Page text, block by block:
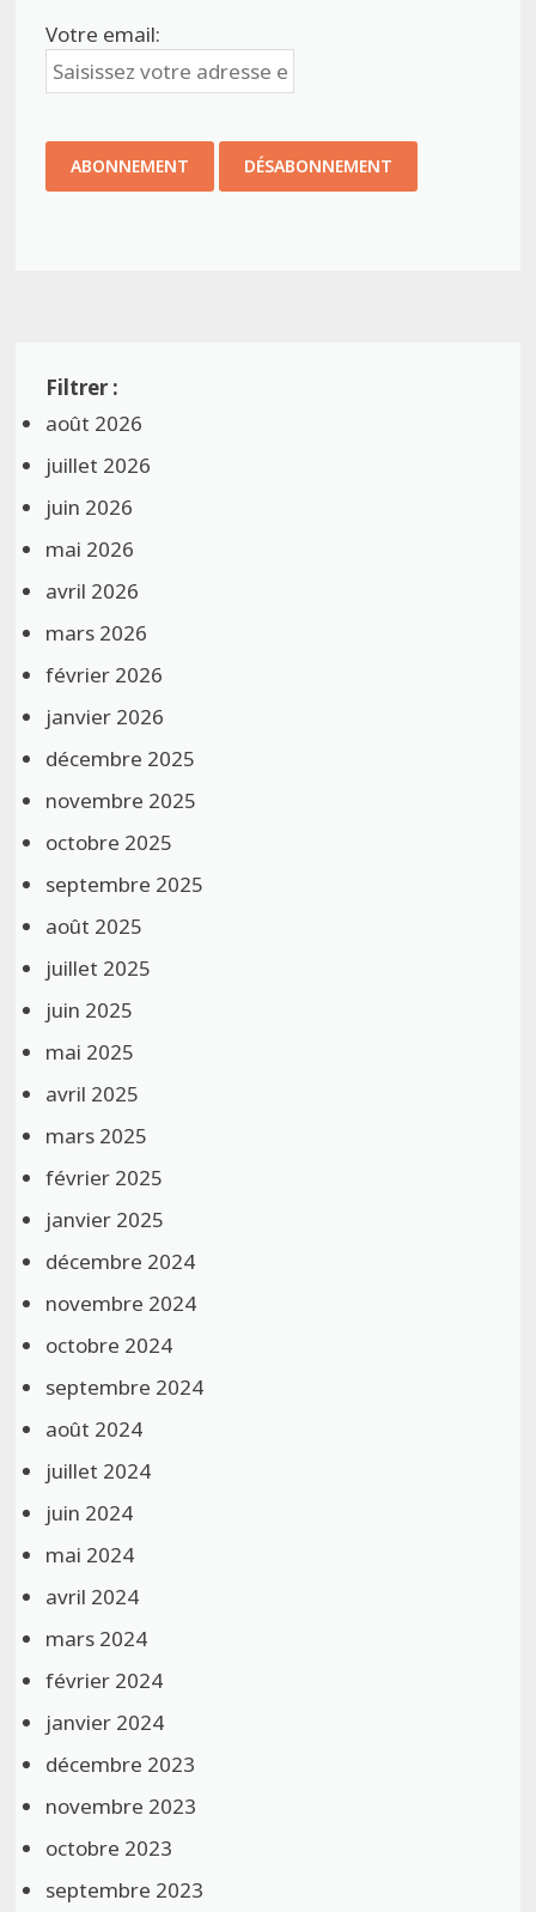
Votre email:
août 2026
juillet 2026
juin 2026
mai 2026
avril 2026
mars 2026
février 2026
janvier 2026
décembre 2025
novembre 2025
octobre 2025
septembre 2025
août 2025
juillet 2025
juin 2025
mai 2025
avril 2025
mars 2025
février 2025
janvier 2025
décembre 2024
novembre 2024
octobre 2024
septembre 2024
août 2024
juillet 2024
juin 2024
mai 2024
avril 2024
mars 2024
février 2024
janvier 2024
décembre 2023
novembre 2023
octobre 2023
septembre 2023